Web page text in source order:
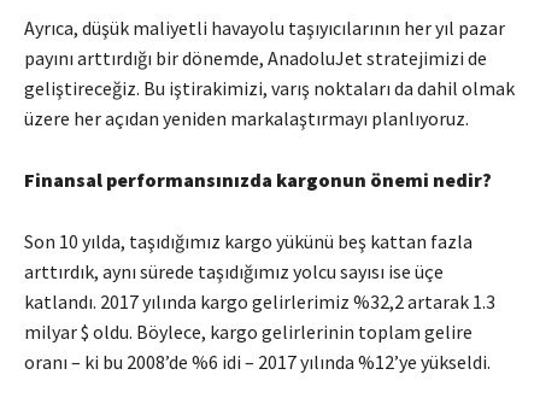
Ayrıca, düşük maliyetli havayolu taşıyıcılarının her yıl pazar
payını arttırdığı bir dönemde, AnadoluJet stratejimizi de
geliştireceğiz. Bu iştirakimizi, varış noktaları da dahil olmak
üzere her açıdan yeniden markalaştırmayı planlıyoruz.
Finansal performansınızda kargonun önemi nedir?
Son 10 yılda, taşıdığımız kargo yükünü beş kattan fazla
arttırdık, aynı sürede taşıdığımız yolcu sayısı ise üçe
katlandı. 2017 yılında kargo gelirlerimiz %32,2 artarak 1.3
milyar $ oldu. Böylece, kargo gelirlerinin toplam gelire
oranı – ki bu 2008’de %6 idi – 2017 yılında %12’ye yükseldi.